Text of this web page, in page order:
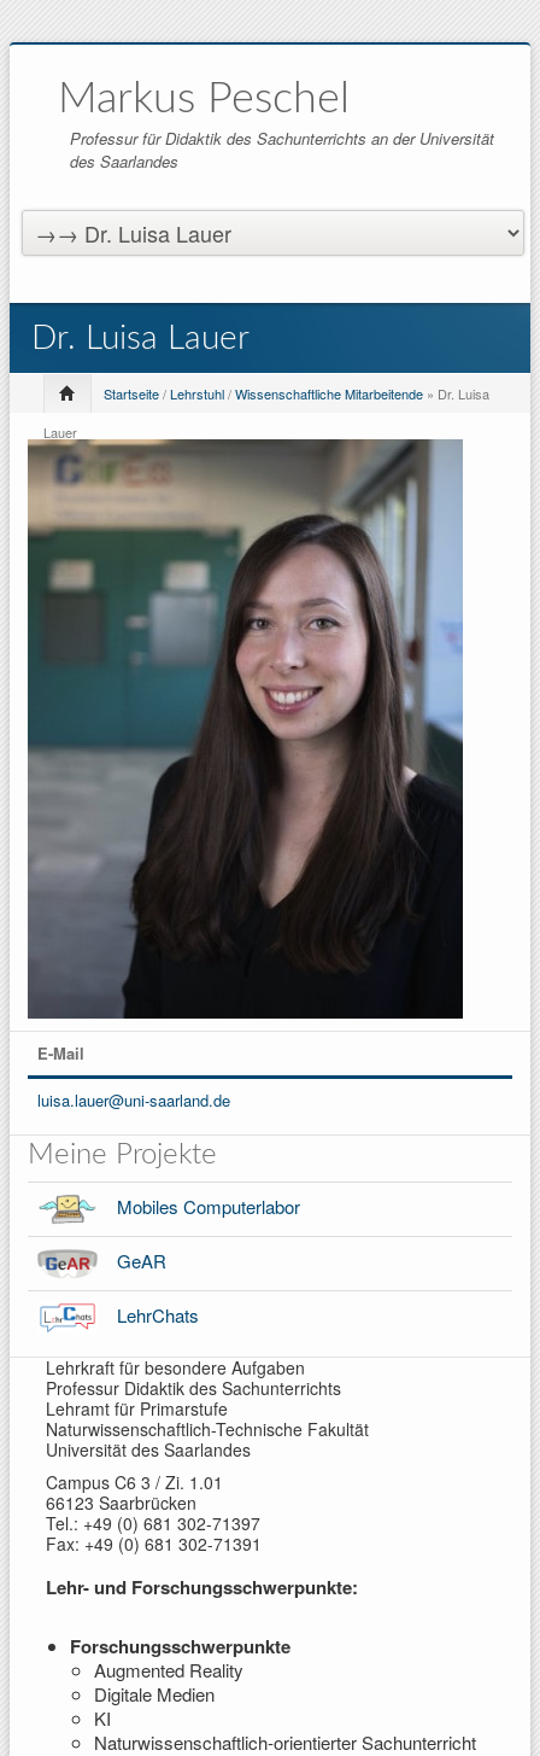
Markus Peschel
Professur für Didaktik des Sachunterrichts an der Universität
des Saarlandes
Dr. Luisa Lauer
Startseite/Lehrstuhl/Wissenschaftliche Mitarbeitende » Dr. Luisa
Lauer
E-Mail
luisa.lauer@uni-saarland.de
Meine Projekte
Mobiles Computerlabor
GeAR
LehrChats
Lehrkraft für besondere Aufgaben
Professur Didaktik des Sachunterrichts
Lehramt für Primarstufe
Naturwissenschaftlich-Technische Fakultät
Universität des Saarlandes
Campus C6 3 / Zi. 1.01
66123 Saarbrücken
Tel.: +49 (0) 681 302-71397
Fax: +49 (0) 681 302-71391
Lehr- und Forschungsschwerpunkte:
Forschungsschwerpunkte
Augmented Reality
Digitale Medien
KI
Naturwissenschaftlich-orientierter Sachunterricht